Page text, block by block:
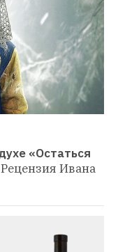
«Остаться
Рецензия Ивана